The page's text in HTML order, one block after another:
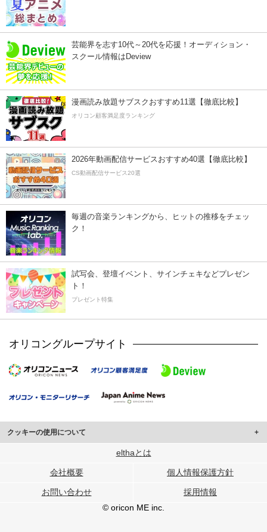
芸能界を志す10代～20代を応援！オーディション・
スクール情報はDeview
漫画読み放題サブスクおすすめ11選【徹底比較】
オリコン顧客満足度ランキング
2026年動画配信サービスおすすめ40選【徹底比較】
CS動画配信サービス20選
毎週の音楽ランキングから、ヒットの推移をチェッ
ク！
試写会、登壇イベント、サインチェキなどプレゼン
ト！
プレゼント特集
オリコングループサイト
クッキーの使用について
このサイトでは Cookie を使用して、ユーザーに合わせたコンテンツや広告の
行っています。
メディアや広告配信、データ解析の各パートナーに提供しています。
各パートナーは、この情報とユーザーが各パートナーに提供した他の情報や、
ユーザーが各パートナーのサービスを使用したときに収集した他の情報を組み
elthaとは
会社概要 個人情報保護方針
お問い合わせ
採用情報
© oricon ME inc.